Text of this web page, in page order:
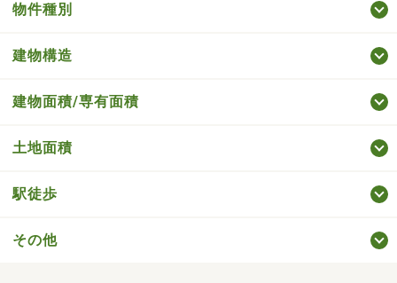
物件種別
建物構造
建物面積/専有面積
土地面積
駅徒歩
その他